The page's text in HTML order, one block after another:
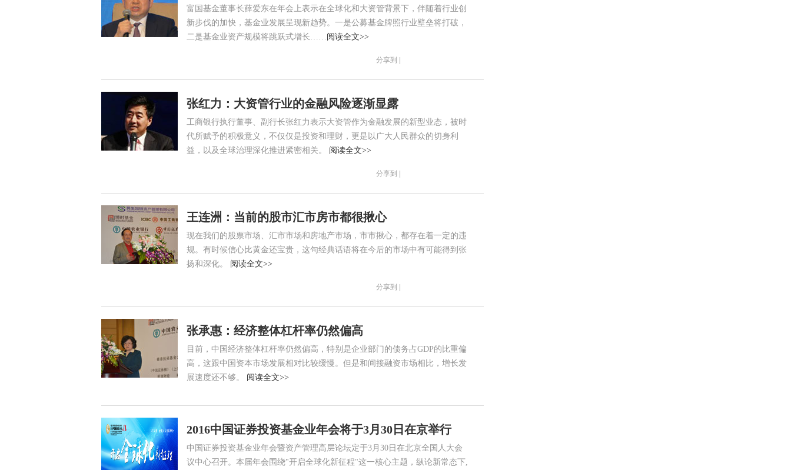
富国基金董事长薛爱东在年会上表示在全球化和大资管背景下，伴随着行业创
新步伐的加快，基金业发展呈现新趋势。一是公募基金牌照行业壁垒将打破，
二是基金业资产规模将跳跃式增长……阅读全文>>
分享到 |
张红力：大资管行业的金融风险逐渐显露
工商银行执行董事、副行长张红力表示大资管作为金融发展的新型业态，被时
代所赋予的积极意义，不仅仅是投资和理财，更是以广大人民群众的切身利
益，以及全球治理深化推进紧密相关。 阅读全文>>
分享到 |
王连洲：当前的股市汇市房市都很揪心
现在我们的股票市场、汇市市场和房地产市场，市市揪心，都存在着一定的违
规。有时候信心比黄金还宝贵，这句经典话语将在今后的市场中有可能得到张
扬和深化。 阅读全文>>
分享到 |
张承惠：经济整体杠杆率仍然偏高
目前，中国经济整体杠杆率仍然偏高，特别是企业部门的债务占GDP的比重偏
高，这跟中国资本市场发展相对比较缓慢。但是和间接融资市场相比，增长发
展速度还不够。 阅读全文>>
2016中国证券投资基金业年会将于3月30日在京举行
中国证券投资基金业年会暨资产管理高层论坛定于3月30日在北京全国人大会
议中心召开。本届年会围绕"开启全球化新征程"这一核心主题，纵论新常态下,